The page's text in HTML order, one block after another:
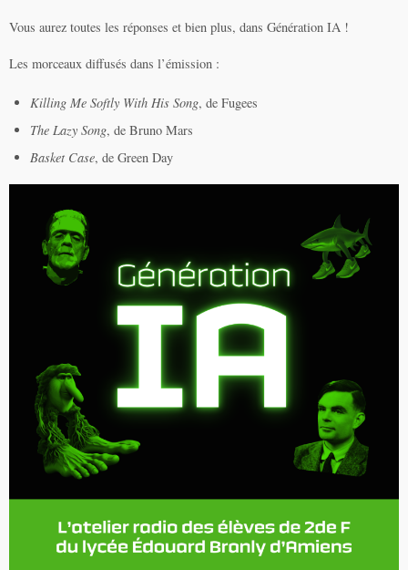
Vous aurez toutes les réponses et bien plus, dans Génération IA !
Les morceaux diffusés dans l’émission :
Killing Me Softly With His Song, de Fugees
The Lazy Song, de Bruno Mars
Basket Case, de Green Day